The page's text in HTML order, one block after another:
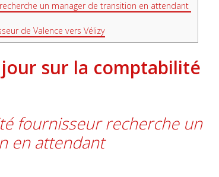
un manager de transition en attendant
de Valence vers Vélizy
sur la comptabilité
fournisseur recherche un
en attendant